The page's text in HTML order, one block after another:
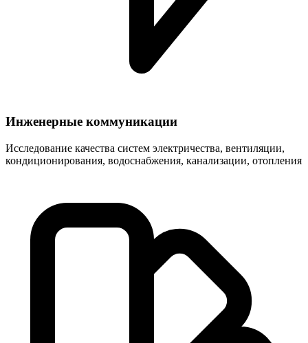
Инженерные коммуникации
Исследование качества систем электричества, вентиляции,
кондиционирования, водоснабжения, канализации, отопления